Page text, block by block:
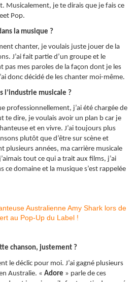
Musicalement, je te dirais que je fais ce
Pop.
la musique ?
chanter, je voulais juste jouer de la
J’ai fait partie d’un groupe et le
pas mes paroles de la façon dont je les
donc décidé de les chanter moi-même.
l’industrie musicale ?
professionnellement, j’ai été chargée de
te dire, je voulais avoir un plan b car je
et en vivre. J’ai toujours plus
plutôt que d’être sur scène et
plusieurs années, ma carrière musicale
tout ce qui a trait aux films, j’ai
ce domaine et la musique s’est rappelée
chanson, justement ?
le déclic pour moi. J’ai gagné plusieurs
Australie. « Adore » parle de ces